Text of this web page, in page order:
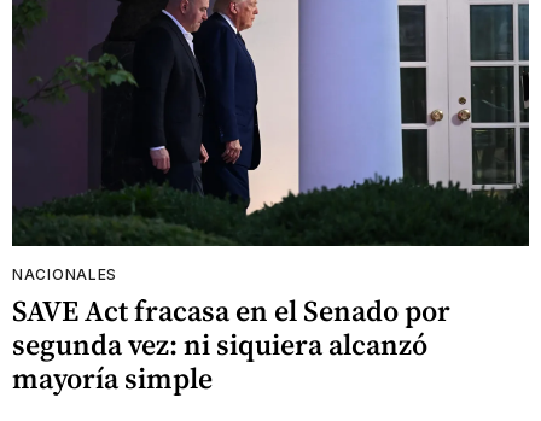
NACIONALES
SAVE Act fracasa en el Senado por
segunda vez: ni siquiera alcanzó
mayoría simple